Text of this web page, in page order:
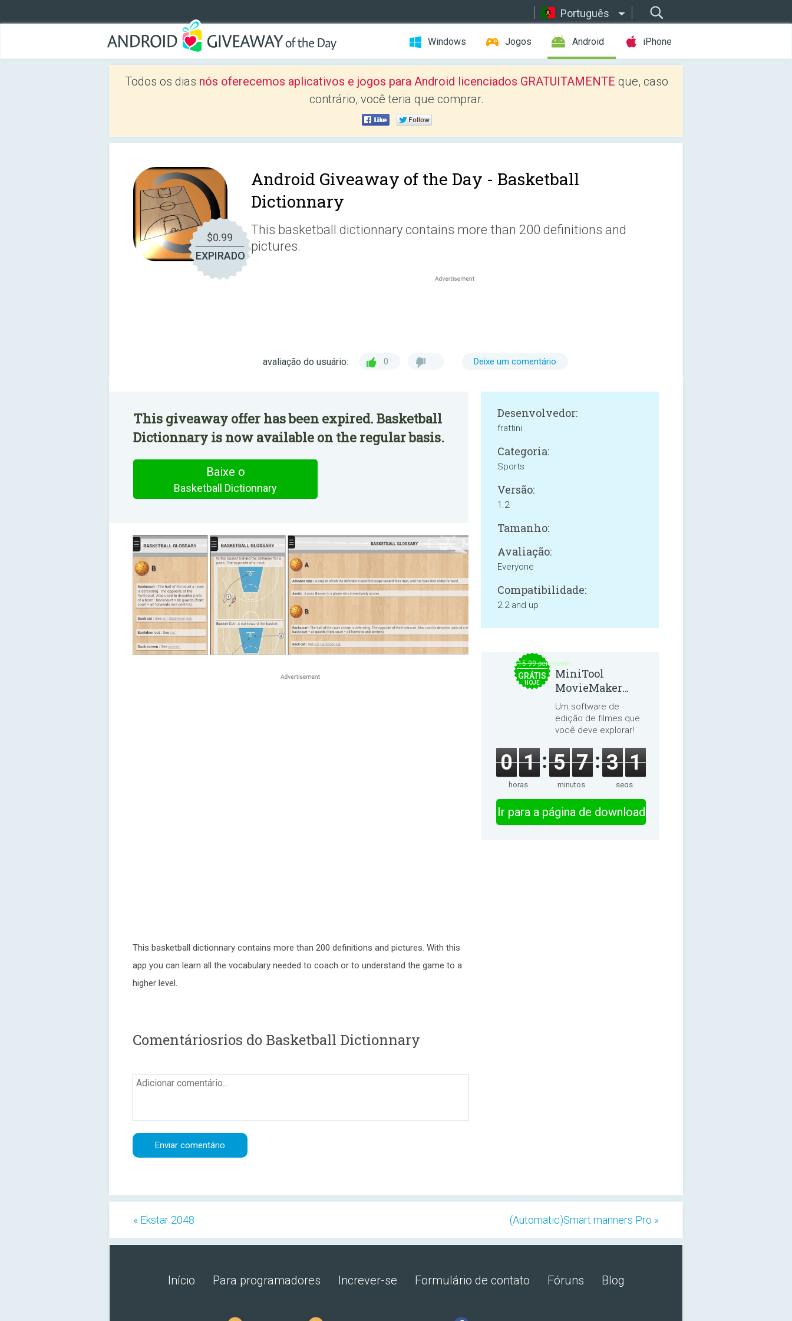
Português
Windows Jogos Android iPhone
Todos os dias nós oferecemos aplicativos e jogos para Android licenciados GRATUITAMENTE que, caso
contrário, você teria que comprar.
$0.99
EXPIRADO
Android Giveaway of the Day - Basketball
Dictionnary
This basketball dictionnary contains more than 200 definitions and
pictures.
avaliação do usuário: 0 Deixe um comentário
This giveaway offer has been expired. Basketball
Dictionnary is now available on the regular basis.
Baixe o
Basketball Dictionnary
This basketball dictionnary contains more than 200 definitions and pictures. With this
app you can learn all the vocabulary needed to coach or to understand the game to a
higher level.
Desenvolvedor:
frattini
Categoria:
Sports
Versão:
1.2
Tamanho:
Avaliação:
Everyone
Compatibilidade:
2.2 and up
Comentáriosrios do Basketball Dictionnary
$15.99 per month
GRÁTIS
HOJE
MiniTool
MovieMaker
8.8.0
Um software de
edição de filmes que
você deve explorar!
0 1
horas
5 7
minutos
3 1
segs
Ir para a página de download
« Ekstar 2048 (Automatic)Smart manners Pro »
Início Para programadores Increver-se Formulário de contato Fóruns Blog